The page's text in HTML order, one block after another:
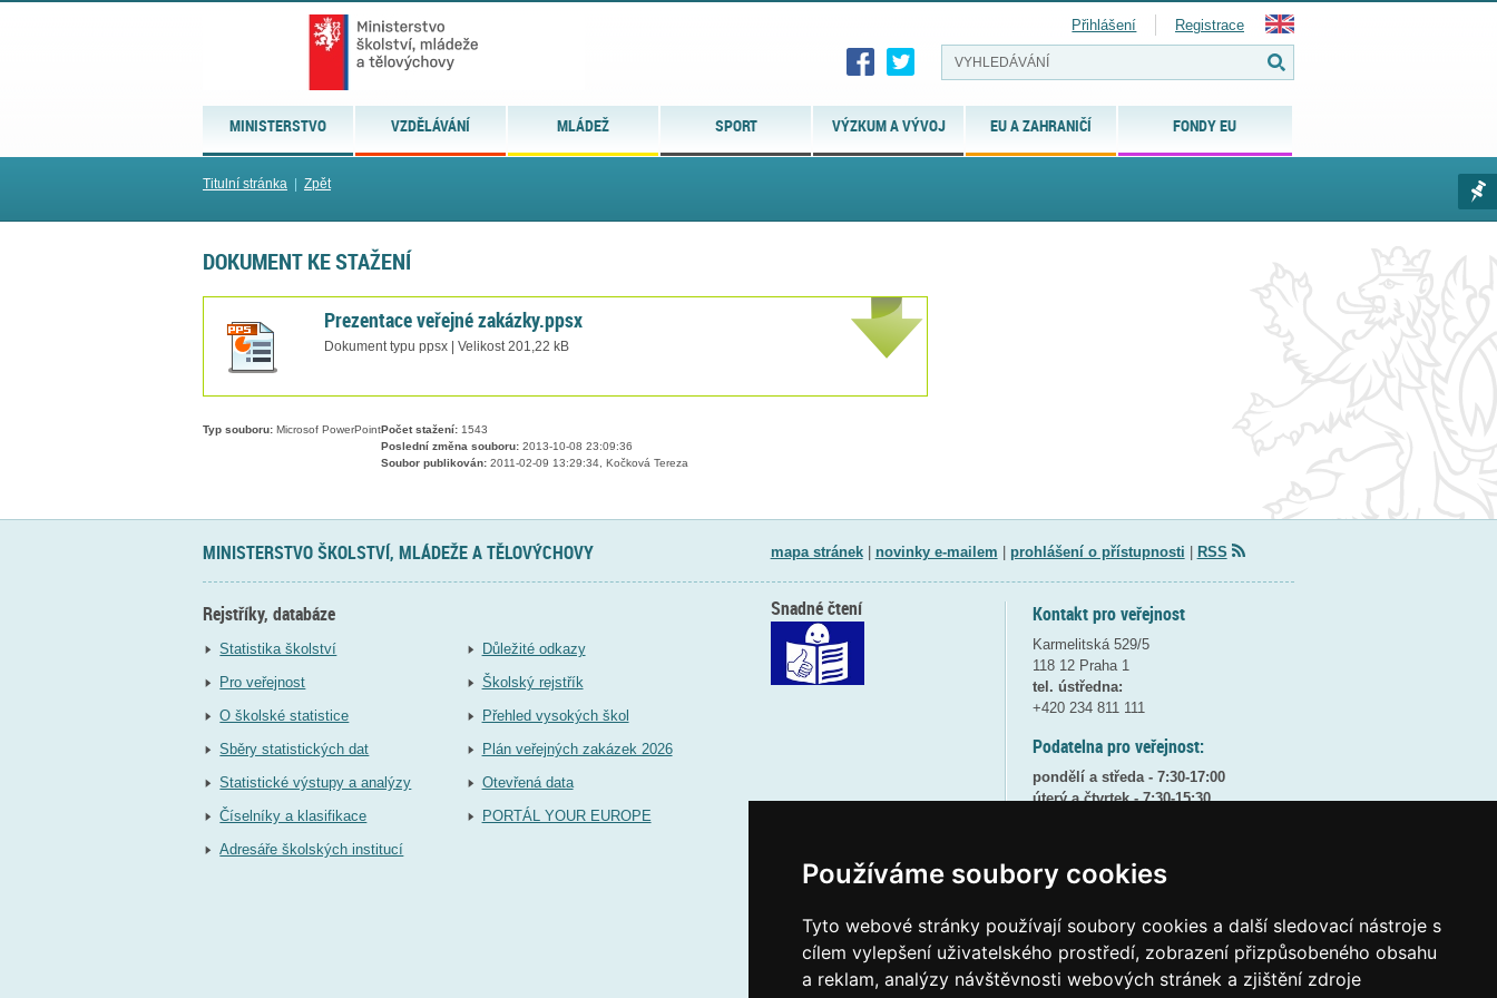
Používáme soubory cookies
Tyto webové stránky používají soubory cookies a další sledovací nástroje s
cílem vylepšení uživatelského prostředí, zobrazení přizpůsobeného obsahu
a reklam, analýzy návštěvnosti webových stránek a zjištění zdroje
MINISTERSTVO VZDĚLÁVÁNÍ MLÁDEŽ SPORT VÝZKUM A VÝVOJ EU A ZAHRANIČÍ FONDY EU
Přihlášení Registrace
Titulní stránka Zpět
DOKUMENT KE STAŽENÍ
Prezentace veřejné zakázky.ppsx
Dokument typu ppsx | Velikost 201,22 kB
Typ souboru: Microsof PowerPointPočet stažení: 1543
Poslední změna souboru: 2013-10-08 23:09:36
Soubor publikován: 2011-02-09 13:29:34, Kočková Tereza
MINISTERSTVO ŠKOLSTVÍ, MLÁDEŽE A TĚLOVÝCHOVY mapa stránek| novinky e-mailem prohlášení o přístupnosti RSS
Rejstříky, databáze
Statistika školství
Pro veřejnost
O školské statistice
Sběry statistických dat
Statistické výstupy a analýzy
Číselníky a klasifikace
Adresáře školských institucí
Důležité odkazy
Školský rejstřík
Přehled vysokých škol
Plán veřejných zakázek 2026
Otevřená data
PORTÁL YOUR EUROPE
Kontakt pro veřejnost
Karmelitská 529/5
118 12 Praha 1
tel. ústředna:
+420 234 811 111
Podatelna pro veřejnost:
pondělí a středa - 7:30-17:00
úterý a čtvrtek - 7:30-15:30
8:30 - 9:30 - bezpečnostní přestávka
(více informacíZDE)
Elektronická podatelna:
posta@msmtgov cz
ID datové schránky:vidaawt
Snadné čtení